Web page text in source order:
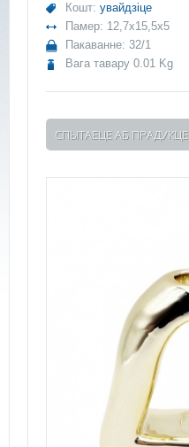
Кошт:увайдзіце
Памер: 12,7x15,5x5
Пакаванне: 32/1
Вага тавару 0.01 Kg
СПЫТАЕЦЕ АБ ПРАДУКЦЕ